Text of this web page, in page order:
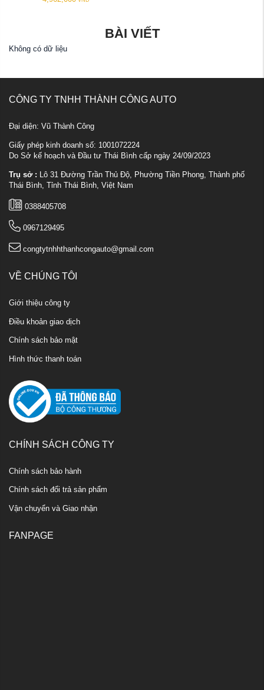
BÀI VIẾT
Không có dữ liệu
CÔNG TY TNHH THÀNH CÔNG AUTO
Đại diện: Vũ Thành Công
Giấy phép kinh doanh số: 1001072224
Do Sở kế hoạch và Đầu tư Thái Bình cấp ngày 24/09/2023
Trụ sở : Lô 31 Đường Trần Thủ Độ, Phường Tiền Phong, Thành phố
Thái Bình, Tỉnh Thái Bình, Việt Nam
0388405708
0967129495
congtytnhhthanhcongauto@gmail.com
VỀ CHÚNG TÔI
Giới thiệu công ty
Điều khoản giao dịch
Chính sách bảo mật
Hình thức thanh toán
CHÍNH SÁCH CÔNG TY
Chính sách bảo hành
Chính sách đổi trả sản phẩm
Vận chuyển và Giao nhận
FANPAGE